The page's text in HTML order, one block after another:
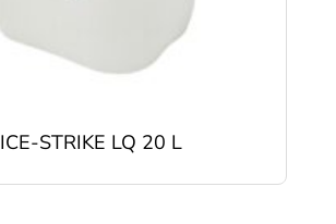
ICE-STRIKE LQ 20 L